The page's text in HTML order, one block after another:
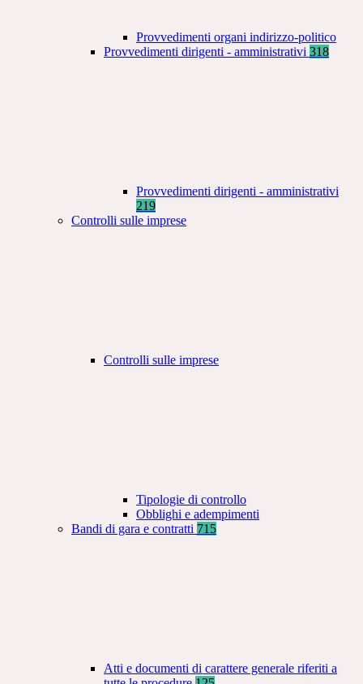
Provvedimenti organi indirizzo-politico
Provvedimenti dirigenti - amministrativi 318
Provvedimenti dirigenti - amministrativi
219
Controlli sulle imprese
Controlli sulle imprese
Tipologie di controllo
Obblighi e adempimenti
Bandi di gara e contratti 715
Atti e documenti di carattere generale riferiti a